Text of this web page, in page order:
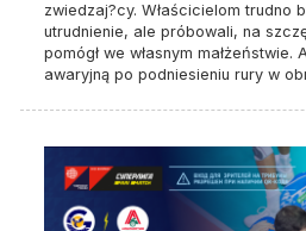
zwiedzaj?cy. Właścicielom trudno
utrudnienie, ale próbowali, na
pomógł we własnym małżeństwie.
awaryjną po podniesieniu rury w